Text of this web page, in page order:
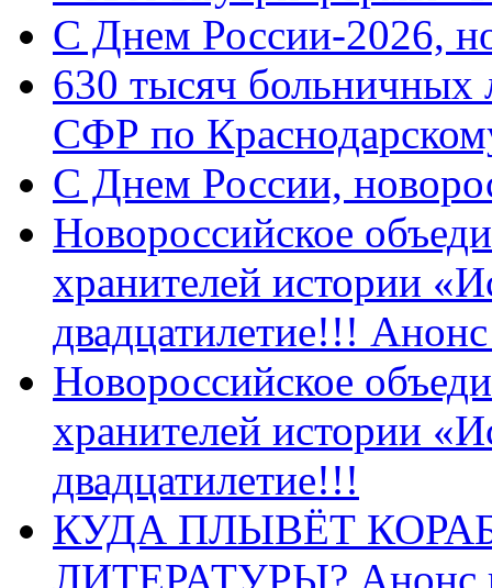
C Днем России-2026,
630 тысяч больничных
СФР по
C Днем России,
Новороссийское
хранителей истории
двадцатилетие!!!
Новороссийское
хранителей истории
двадцатилетие!!!
КУДА ПЛЫВЁТ